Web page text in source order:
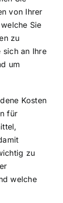
von Ihrer
Sie
zu
sich an Ihre
um
Kosten
für
zu
welche